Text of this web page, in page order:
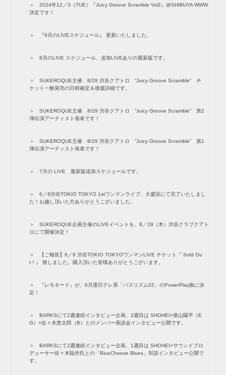
2024年12／3（TUE）『Juicy Groove Scramble Vol2』@SHIBUYA WWW
決定です！
『9月のLIVEスケジュール』 更新いたしました。
8月のLIVE スケジュール、追加LIVEありの最新版です。
SUKEROQUE主催 8/29 渋谷クアトロ ”Juicy Groove Scramble” チ
ケット一般発売の日程確定＆後援詳細です。
SUKEROQUE主催 8/29 渋谷クアトロ ”Juicy Groove Scramble” 第2
弾出演アーティスト発表です！
SUKEROQUE主催 8/29 渋谷クアトロ ”Juicy Groove Scramble” 第1
弾出演アーティスト発表です！
7月の LIVE 最新版追加スケジュールです。
6／8渋谷TOKIO TOKYO 1stワンマンライブ、大盛況にて完了いたしまし
た！お越し頂いた方ありがとうございました。
SUKEROQUE企画主催のLIVEイベントを、8／29（木）渋谷クラブクアト
ロにて開催決定！
【ご報告】6／8 渋谷TOKIO TOKYOワンマンLIVE チケット『 Sold Ou
t！』 致しました。購入頂いた皆様ありがとうございます。
『レモネード』が、6月度日テレ系「バズリズム02」のPowerPlay曲に決
定！
BARKSにて2週連続インタビュー企画、2週目は SHOHEI×柴山陽平（E
G）×佐々木恵太郎（B）とのメンバー座談会インタビュー公開です。
BARKSにて2週連続インタビュー企画、1週目は SHOHEI×サウンドプロ
デューサー佐々木聡作氏との「BlueCheese Blues」対談インタビュー公開で
す。